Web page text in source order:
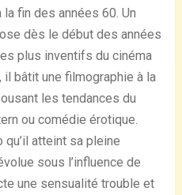
fin des années 60. Un
dès le début des années
plus inventifs du cinéma
bâtit une filmographie à la
les tendances du
ou comédie érotique.
atteint sa pleine
sous l’influence de
une sensualité trouble et